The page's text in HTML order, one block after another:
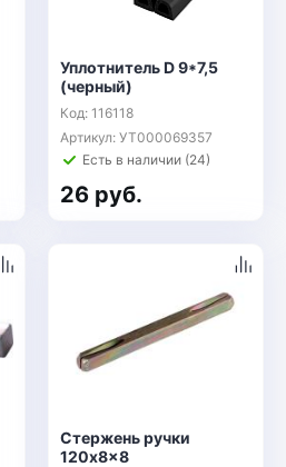
Уплотнитель D 9*7,5
(черный)
Код: 116118
Артикул: УТ000069357
Есть в наличии (24)
26 руб.
Стержень ручки
120x8x8